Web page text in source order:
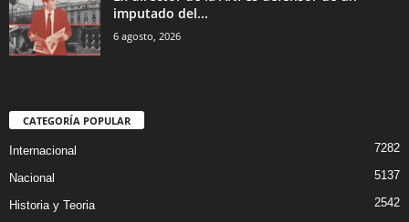
imputado del...
6 agosto, 2026
CATEGORÍA POPULAR
Internacional 7282
Nacional 5137
Historia y Teoria 2542